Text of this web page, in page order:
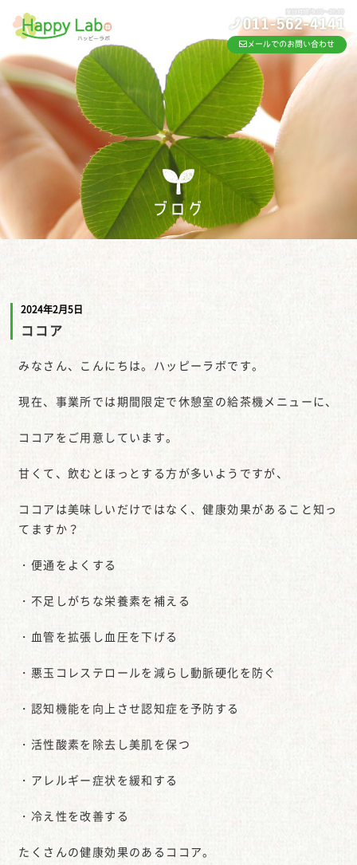
メールでのお問い合わせ
ブログ
2024年2月5日
ココア
みなさん、こんにちは。ハッピーラボです。
現在、事業所では期間限定で休憩室の給茶機メニューに、
ココアをご用意しています。
甘くて、飲むとほっとする方が多いようですが、
ココアは美味しいだけではなく、健康効果があること知っ
てますか？
・便通をよくする
・不足しがちな栄養素を補える
・血管を拡張し血圧を下げる
・悪玉コレステロールを減らし動脈硬化を防ぐ
・認知機能を向上させ認知症を予防する
・活性酸素を除去し美肌を保つ
・アレルギー症状を緩和する
・冷え性を改善する
たくさんの健康効果のあるココア。